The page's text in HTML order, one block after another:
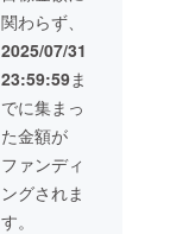
様お願
い致し
ます。
2025年
09月頃
からオ
ンライ
ン
ショッ
プなど
にて一
合、正
規販売
価格が
定価格
より下
がる可
能性も
ござい
ます。
類似商
状況、
使用部
材の供
給状
況、製
造工程
上の都
合等に
より出
荷時期
が遅れ
以外の
カラー
はプロ
ジェク
ト成功
後の販
売を目
標とし
ており
ます）
関わらず、
2025/07/31
23:59:59ま
でに集まっ
た金額が
ファンディ
ングされま
す。